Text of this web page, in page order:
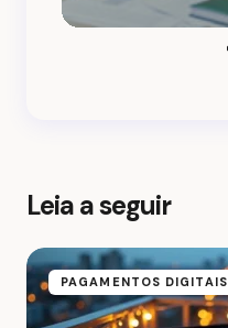
Leia a seguir
PAGAMENTOS DIGITAIS